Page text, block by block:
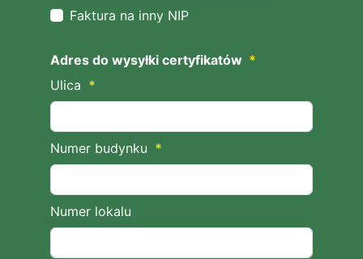
Faktura na inny NIP
Adres do wysyłki certyfikatów *
Ulica *
Numer budynku *
Numer lokalu